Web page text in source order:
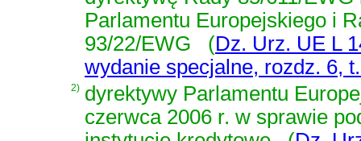
Parlamentu Europejskiego i
93/22/EWG
(Dz. Urz. UE L
wydanie specjalne, rozdz. 6,
2) dyrektywy Parlamentu
czerwca 2006 r. w sprawie